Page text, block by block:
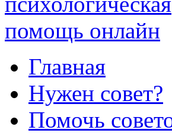
Главная
Нужен совет?
Помочь